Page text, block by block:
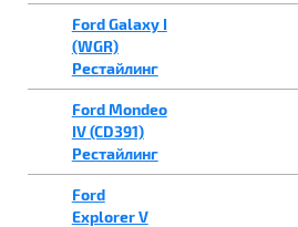
Ford Galaxy I
(WGR)
Рестайлинг
Ford Mondeo
IV (CD391)
Рестайлинг
Ford
Explorer V